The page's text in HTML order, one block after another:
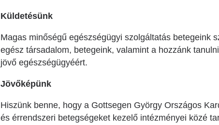
Küldetésünk
Magas minőségű egészségügyi szolgáltatás betegeink
egész társadalom, betegeink, valamint a hozzánk
jövő egészségügyéért.
Jövőképünk
Hiszünk benne, hogy a Gottsegen György Országos
és érrendszeri betegségeket kezelő intézményei közé